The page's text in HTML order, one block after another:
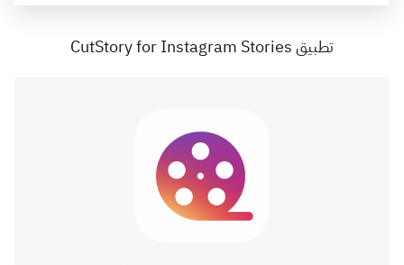
تطبيق CutStory for Instagram Stories